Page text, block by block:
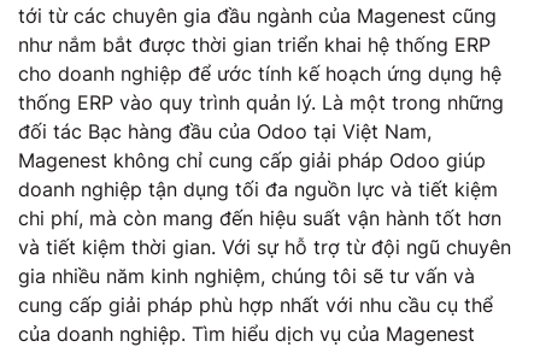
tới từ các chuyên gia đầu ngành của Magenest cũng
như nắm bắt được thời gian triển khai hệ thống ERP
cho doanh nghiệp để ước tính kế hoạch ứng dụng hệ
thống ERP vào quy trình quản lý. Là một trong những
đối tác Bạc hàng đầu của Odoo tại Việt Nam,
Magenest không chỉ cung cấp giải pháp Odoo giúp
doanh nghiệp tận dụng tối đa nguồn lực và tiết kiệm
chi phí, mà còn mang đến hiệu suất vận hành tốt hơn
và tiết kiệm thời gian. Với sự hỗ trợ từ đội ngũ chuyên
gia nhiều năm kinh nghiệm, chúng tôi sẽ tư vấn và
cung cấp giải pháp phù hợp nhất với nhu cầu cụ thể
của doanh nghiệp. Tìm hiểu dịch vụ của Magenest